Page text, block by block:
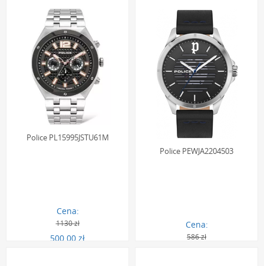
Police PL15995JSTU61M
Cena:
1130 zł
500.00 zł
Police PEWJA2204503
Cena:
586 zł